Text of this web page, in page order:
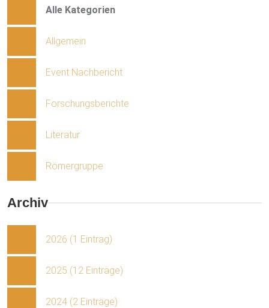
Alle Kategorien
Allgemein
Event Nachbericht
Forschungsberichte
Literatur
Römergruppe
Archiv
2026 (1 Eintrag)
2025 (12 Einträge)
2024 (2 Einträge)